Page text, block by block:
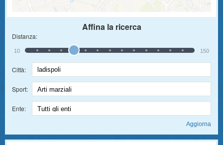
Affina la ricerca
Distanza:
10 150
Città:
Sport:
Ente: